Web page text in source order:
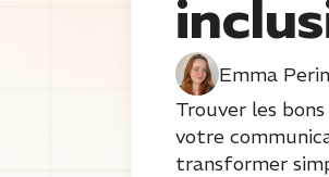
Emma
Trouver les
votre
transformer